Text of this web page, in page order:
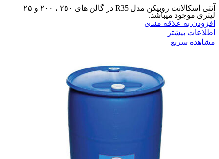
آنتی اسکالانت روبیکن مدل R35 در گالن های ۲۵۰ ، ۲۰۰ و ۲۵
لیتری موجود میباشد.
افزودن به علاقه مندی
اطلاعات بیشتر
مشاهده سریع